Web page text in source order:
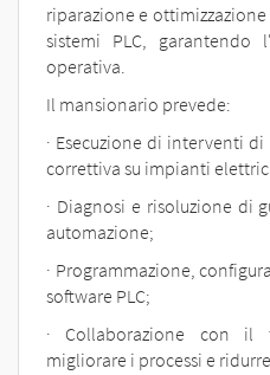
DE
ES
PT
riparazione e
sistemi PLC, garantendo
operativa.
Il mansionario prevede:
· Esecuzione di interventi
correttiva su impianti
· Diagnosi e risoluzione di
automazione;
· Programmazione,
software PLC;
· Collaborazione con
migliorare i processi e